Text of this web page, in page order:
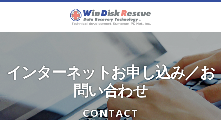
インターネットお申し込み／お
問い合わせ
CONTACT